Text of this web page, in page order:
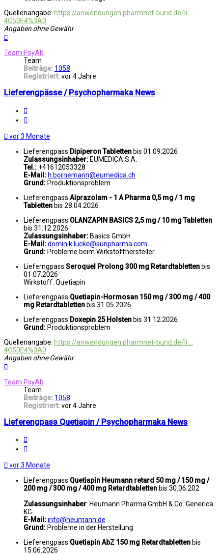
Quellenangabe: https://anwendungen.pharmnet-bund.de/li ...
4C50E4%3A0
Angaben ohne Gewähr
Team PsyAb
Team
Beiträge: 1058
Registriert: vor 4 Jahre
Lieferengpässe / Psychopharmaka News
vor 3 Monate
Lieferengpass Dipiperon Tabletten bis 01.09.2026
Zulassungsinhaber: EUMEDICA S.A.
Tel.: +41612053328
E-Mail: h.bornemann@eumedica.ch
Grund: Produktionsproblem
Lieferengpass Alprazolam - 1 A Pharma 0,5 mg / 1 mg
Tabletten bis 28.04.2026
Lieferengpass OLANZAPIN BASICS 2,5 mg / 10 mg Tabletten
bis 31.12.2026
Zulassungsinhaber: Basics GmbH
E-Mail:dominik.lucke@sunpharma.com
Grund: Probleme beim Wirkstoffhersteller
Lieferngpass Seroquel Prolong 300 mg Retardtabletten bis
01.07.2026
Wirkstoff: Quetiapin
Lieferengpass Quetiapin-Hormosan 150 mg / 300 mg / 400
mg Retardtabletten bis 31.05.2026
Lieferengpass Doxepin 25 Holsten bis 31.12.2026
Grund: Produktionsproblem
Quellenangabe: https://anwendungen.pharmnet-bund.de/li ...
4C50E4%3A0
Angaben ohne Gewähr
Team PsyAb
Team
Beiträge: 1058
Registriert: vor 4 Jahre
Lieferengpass Quetiapin / Psychopharmaka News
vor 3 Monate
Lieferengpass Quetiapin Heumann retard 50 mg / 150 mg /
200 mg / 300 mg / 400 mg Retardtabletten bis 30.06.202
Zulassungsinhaber: Heumann Pharma GmbH & Co. Generica
KG
E-Mail:info@heumann.de
Grund: Probleme in der Herstellung
Lieferengpass Quetiapin AbZ 150 mg Retardtabletten bis
15.06.2026